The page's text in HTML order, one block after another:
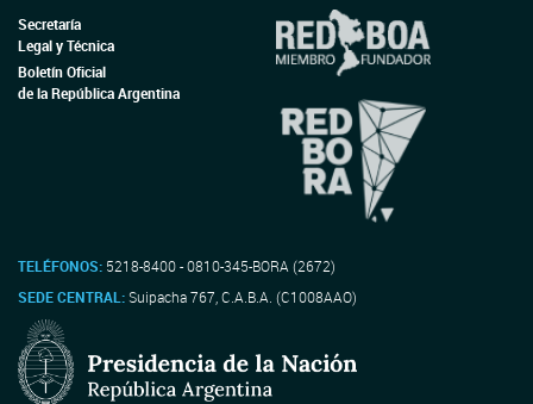
Secretaría
Legal y Técnica
Boletín Oficial
de la República Argentina
TELÉFONOS: 5218-8400 - 0810-345-BORA (2672)
SEDE CENTRAL:Suipacha 767, C.A.B.A. (C1008AAO)